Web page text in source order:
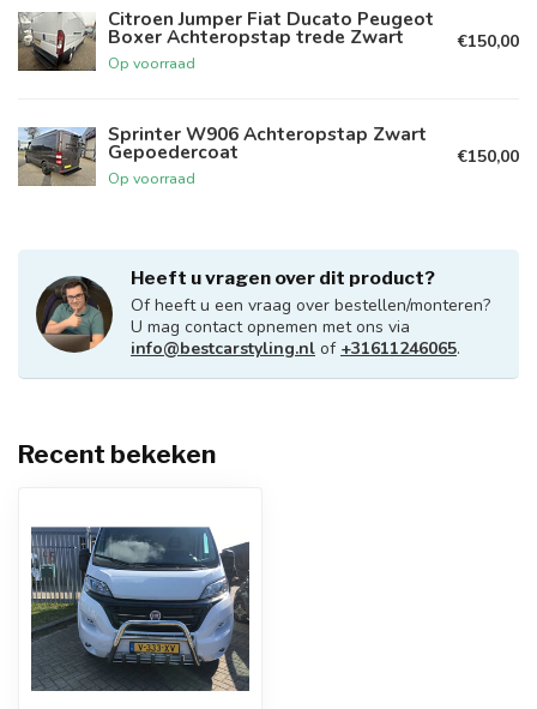
Citroen Jumper Fiat Ducato Peugeot
Boxer Achteropstap trede Zwart
Op voorraad
€150,00
Sprinter W906 Achteropstap Zwart
Gepoedercoat
Op voorraad
€150,00
Heeft u vragen over dit product?
Of heeft u een vraag over bestellen/monteren?
U mag contact opnemen met ons via
info@bestcarstyling.nl of +31611246065.
Recent bekeken